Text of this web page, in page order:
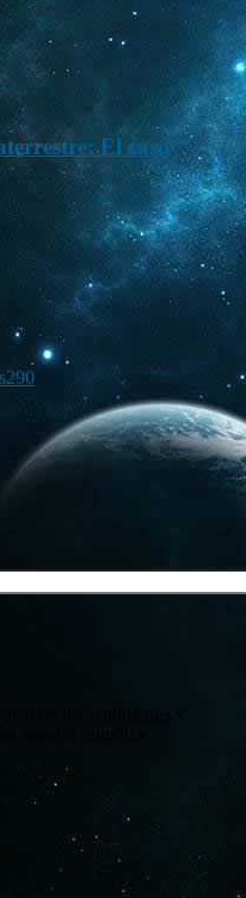
El caso
290
de los fenómenos y
nuestro mundo.»